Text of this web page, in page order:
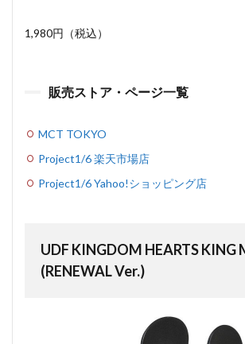
1,980円（税込）
販売ストア・ページ一覧
MCT TOKYO
Project1/6 楽天市場店
Project1/6 Yahoo!ショッピング店
UDF KINGDOM HEARTS KING
(RENEWAL Ver.)